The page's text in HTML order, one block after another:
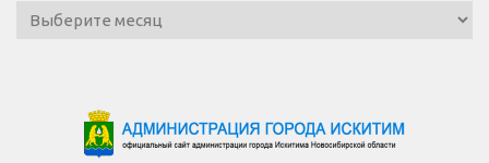
Архив
новостей